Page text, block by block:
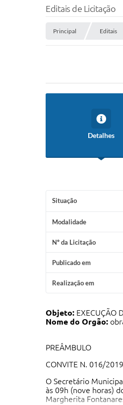
Editais de Licitação
Principal Editais
Detalhes
Situação
Modalidade
Nº da Licitação
Publicado em
Realização em
Objeto: EXECUÇÃO
Nome do Orgão:
PREÂMBULO
CONVITE N. 016/2019
O Secretário
às 09h (nove horas)
Margherita